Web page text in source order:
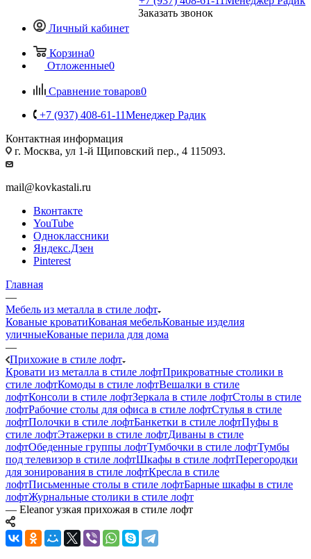
Заказать звонок
Личный кабинет
Корзина0
Отложенные0
Сравнение товаров0
+7 (937) 408-61-11Менеджер Радик
Контактная информация
г. Москва, ул 1-й Щиповский пер., 4 115093.
mail@kovkastali.ru
Вконтакте
YouTube
Одноклассники
Яндекс.Дзен
Pinterest
Главная
—
Мебель из металла в стиле лофт
Кованые кроватиКованая мебельКованые изделия
уличныеКованые перила для дома
—
Прихожие в стиле лофт
Кровати из металла в стиле лофтПрикроватные столики в
стиле лофтКомоды в стиле лофтВешалки в стиле
лофтКонсоли в стиле лофтЗеркала в стиле лофтСтолы в стиле
лофтРабочие столы для офиса в стиле лофтСтулья в стиле
лофтПолочки в стиле лофтБанкетки в стиле лофтПуфы в
стиле лофтЭтажерки в стиле лофтДиваны в стиле
лофтОбеденные группы лофтТумбочки в стиле лофтТумбы
под телевизор в стиле лофтШкафы в стиле лофтПерегородки
для зонирования в стиле лофтКресла в стиле
лофтПисьменные столы в стиле лофтБарные шкафы в стиле
лофтЖурнальные столики в стиле лофт
— Eleanor узкая прихожая в стиле лофт